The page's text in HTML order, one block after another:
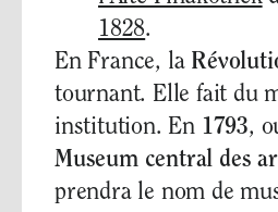
1828.
En France, la
tournant. Elle fait du
institution. En 1793,
Museum central des
prendra le nom de